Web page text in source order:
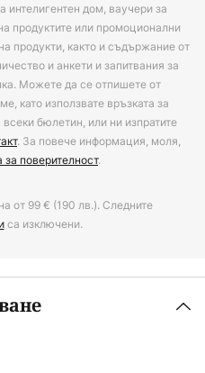
интелигентен дом, ваучери за
продуктите или промоционални
продукти, както и съдържание от
и анкети и запитвания за
Можете да се отпишете от
като използвате връзката за
бюлетин, или ни изпратите
. За повече информация, моля,
за поверителност.
от 99 € (190 лв.). Следните
са изключени.